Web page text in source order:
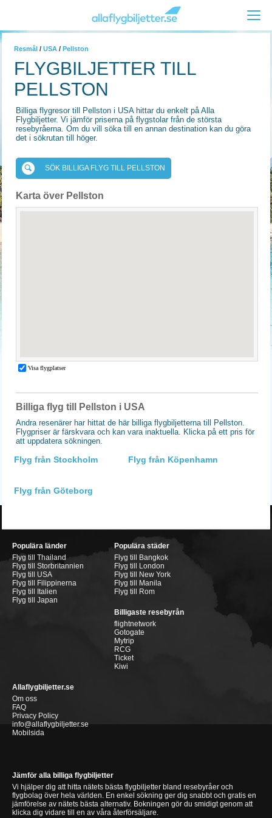
Resmål / USA / Pellston
FLYGBILJETTER TILL
PELLSTON
Billiga flygresor till Pellston i USA hittar du enkelt på Alla
Flygbiljetter. Vi jämför priserna på flygstolar från de största
resebyråerna. Om du vill söka till en annan destination kan du göra
det i sökrutan till höger.
SÖK BILLIGA FLYG TILL PELLSTON
Karta över Pellston
Billiga flyg till Pellston i USA
Andra resenärer har hittat de här billiga flygbiljetterna till Pellston.
Flygpriser är färskvara och kan vara inaktuella. Klicka på ett pris för
att uppdatera sökningen.
Flyg från Stockholm Flyg från Köpenhamn
Flyg från Göteborg
Populära länder
Flyg till Thailand
Flyg till Storbritannien
Flyg till USA
Flyg till Filippinerna
Flyg till Italien
Flyg till Japan
Populära städer
Flyg till Bangkok
Flyg till London
Flyg till New York
Flyg till Manila
Flyg till Rom
Billigaste resebyrån
flightnetwork
Gotogate
Mytrip
RCG
Ticket
Kiwi
Allaflygbiljetter.se
Om oss
FAQ
Privacy Policy
info@allaflygbiljetter.se
Mobilsida
Jämför alla billiga flygbiljetter
Vi hjälper dig att hitta nätets bästa flygbiljetter bland resebyråer och
flygbolag över hela världen. En enkel sökning ger dig snabbt och gratis en
jämförelse av nätets bästa alternativ. Bokningen gör du smidigt genom att
klicka dig vidare till en av våra återförsäljare.